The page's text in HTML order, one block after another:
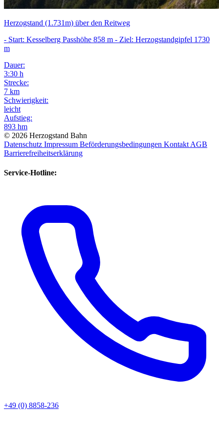
Herzogstand (1.731m) über den Reitweg
- Start: Kesselberg Passhöhe 858 m - Ziel: Herzogstandgipfel 1730
m
Dauer:
3:30 h
Strecke:
7 km
Schwierigkeit:
leicht
Aufstieg:
893 hm
© 2026 Herzogstand Bahn
Datenschutz Impressum Beförderungsbedingungen Kontakt AGB
Barrierefreiheitserklärung
Service-Hotline:
+49 (0) 8858-236